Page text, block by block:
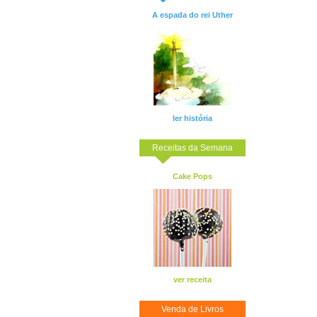
A espada do rei Uther
ler história
Receitas da Semana
Cake Pops
ver receita
Venda de Livros